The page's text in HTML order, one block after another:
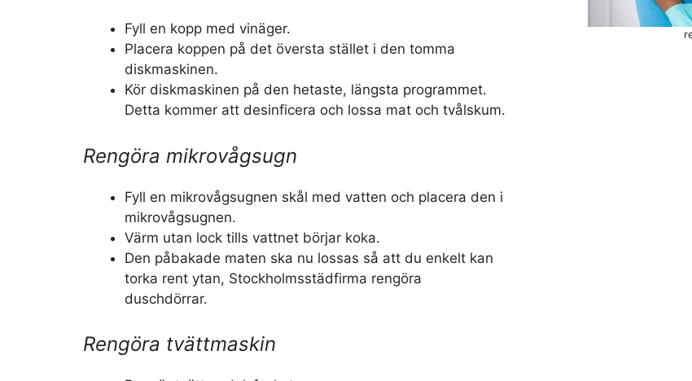
Fyll en kopp med vinäger.
Placera koppen på det översta stället i den tomma
diskmaskinen.
Kör diskmaskinen på den hetaste, längsta programmet.
Detta kommer att desinficera och lossa mat och tvålskum.
Rengöra mikrovågsugn
Fyll en mikrovågsugnen skål med vatten och placera den i
mikrovågsugnen.
Värm utan lock tills vattnet börjar koka.
Den påbakade maten ska nu lossas så att du enkelt kan
torka rent ytan, Stockholmsstädfirma rengöra
duschdörrar.
Rengöra tvättmaskin